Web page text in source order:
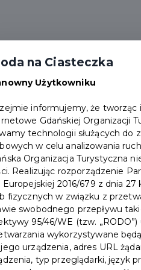
Trwa to zaledwie 5
na Ciasteczka
Użytkowniku
informujemy, że tworząc
Gdańskiej Organizacji
technologii służących do
w celu analizowania
Organizacja Turystyczna
Realizując rozporządzenie
Europejskiej 2016/679 z dnia
fizycznych w związku z
swobodnego przepływu
95/46/WE (tzw.
wykorzystywane
urządzenia, adres URL
typ przeglądarki, język